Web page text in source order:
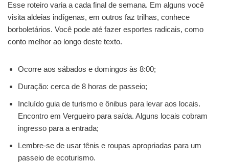
Esse roteiro varia a cada final de semana. Em alguns você
visita aldeias indígenas, em outros faz trilhas, conhece
borboletários. Você pode até fazer esportes radicais, como
conto melhor ao longo deste texto.
Ocorre aos sábados e domingos às 8:00;
Duração: cerca de 8 horas de passeio;
Incluído guia de turismo e ônibus para levar aos locais.
Encontro em Vergueiro para saída. Alguns locais cobram
ingresso para a entrada;
Lembre-se de usar tênis e roupas apropriadas para um
passeio de ecoturismo.